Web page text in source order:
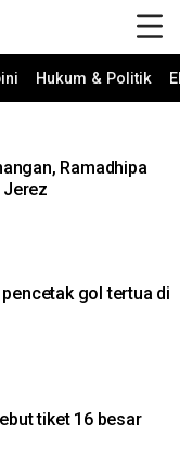
Hukum & Politik
Ramadhipa
gol tertua di
tiket 16 besar